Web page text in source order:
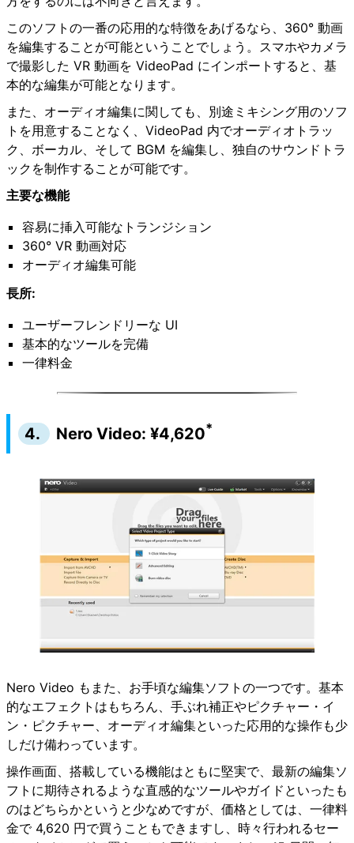
このソフトの一番の応用的な特徴をあげるなら、360° 動画
を編集することが可能ということでしょう。スマホやカメラ
で撮影した VR 動画を VideoPad にインポートすると、基
本的な編集が可能となります。
また、オーディオ編集に関しても、別途ミキシング用のソフ
トを用意することなく、VideoPad 内でオーディオトラッ
ク、ボーカル、そして BGM を編集し、独自のサウンドトラ
ックを制作することが可能です。
主要な機能
容易に挿入可能なトランジション
360° VR 動画対応
オーディオ編集可能
長所:
ユーザーフレンドリーな UI
基本的なツールを完備
一律料金
4. Nero Video: ¥4,620*
Nero Video もまた、お手頃な編集ソフトの一つです。基本
的なエフェクトはもちろん、手ぶれ補正やピクチャー・イ
ン・ピクチャー、オーディオ編集といった応用的な操作も少
しだけ備わっています。
操作画面、搭載している機能はともに堅実で、最新の編集ソ
フトに期待されるような直感的なツールやガイドといったも
のはどちらかというと少なめですが、価格としては、一律料
金で 4,620 円で買うこともできますし、時々行われるセー